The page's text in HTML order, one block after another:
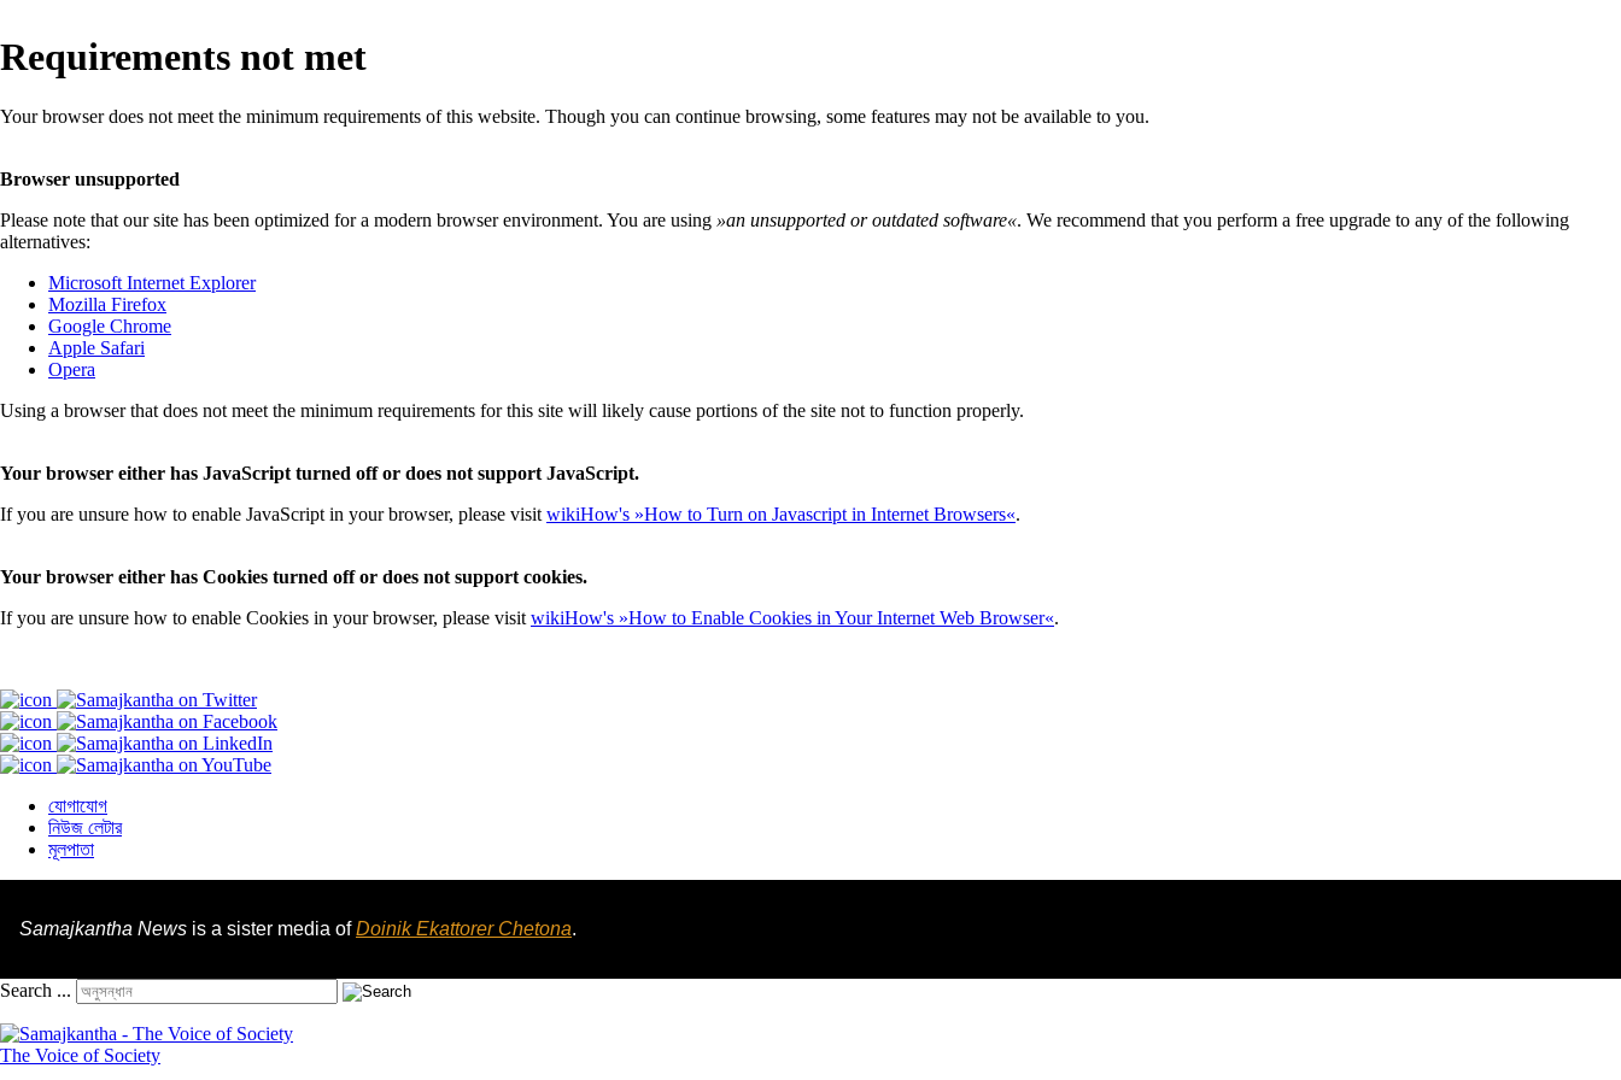
Requirements not met
Your browser does not meet the minimum requirements of this website. Though you can continue browsing, some features may not be available to you.
Browser unsupported
Please note that our site has been optimized for a modern browser environment. You are using »an unsupported or outdated software«. We recommend that you perform a free upgrade to any of the following
alternatives:
Microsoft Internet Explorer
Mozilla Firefox
Google Chrome
Apple Safari
Opera
Using a browser that does not meet the minimum requirements for this site will likely cause portions of the site not to function properly.
Your browser either has JavaScript turned off or does not support JavaScript.
If you are unsure how to enable JavaScript in your browser, please visit wikiHow's »How to Turn on Javascript in Internet Browsers«.
Your browser either has Cookies turned off or does not support cookies.
If you are unsure how to enable Cookies in your browser, please visit wikiHow's »How to Enable Cookies in Your Internet Web Browser«.
যোগাযোগ
নিউজ লেটার
মূলপাতা
Samajkantha News is a sister media ofDoinik Ekattorer Chetona.
Search ...
The Voice of Society